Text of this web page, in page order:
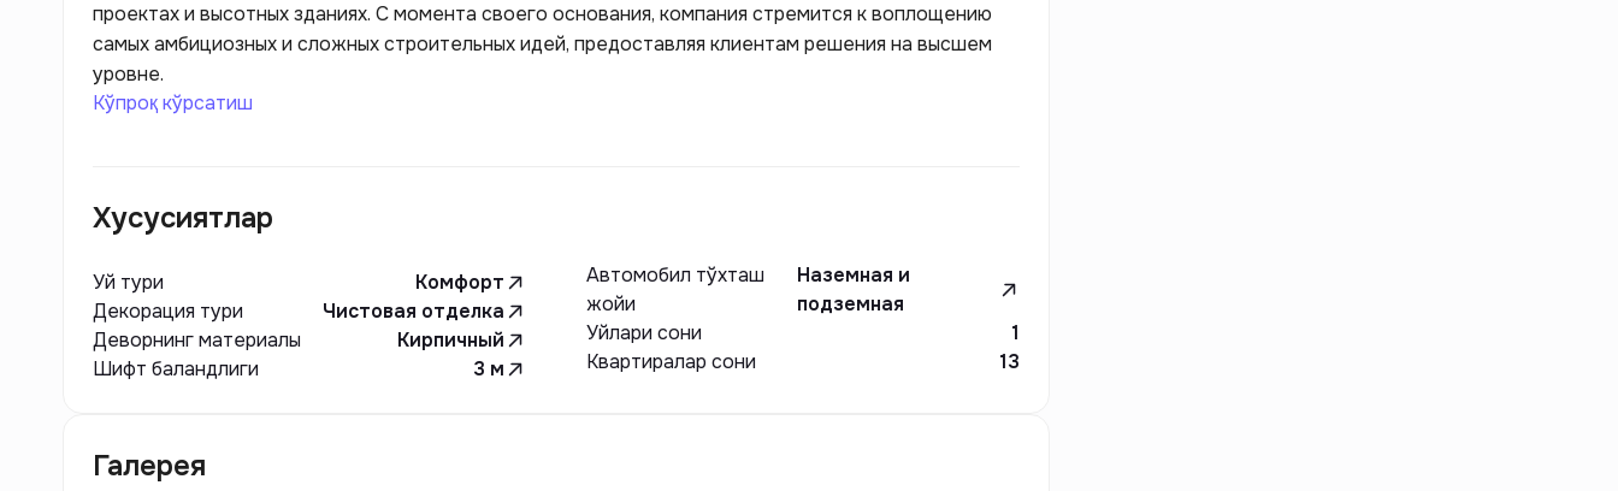
проектах и высотных зданиях. С момента своего основания, компания стремится к воплощению
самых амбициозных и сложных строительных идей, предоставляя клиентам решения на высшем
уровне.
Кўпроқ кўрсатиш
Хусусиятлар
Уй тури
Комфорт
Декорация тури
Чистовая отделка
Деворнинг материалы
Кирпичный
Шифт баландлиги
3 м
Автомобил тўхташ
жойи
Наземная и
подземная
Уйлари сони
1
Квартиралар сони
13
Галерея